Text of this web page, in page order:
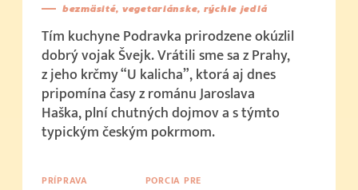
bezmäsité, vegetariánske, rýchle jedlá
Tím kuchyne Podravka prirodzene okúzlil
dobrý vojak Švejk. Vrátili sme sa z Prahy,
z jeho krčmy “U kalicha”, ktorá aj dnes
pripomína časy z románu Jaroslava
Haška, plní chutných dojmov a s týmto
typickým českým pokrmom.
PRÍPRAVA PORCIA PRE